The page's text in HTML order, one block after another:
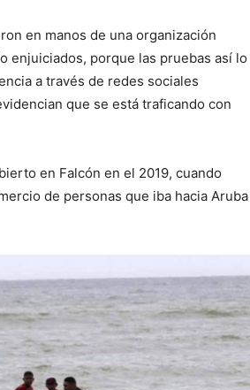
en manos de una organización
enjuiciados, porque las pruebas así lo
a través de redes sociales
que se está traficando con
en Falcón en el 2019, cuando
de personas que iba hacia Aruba